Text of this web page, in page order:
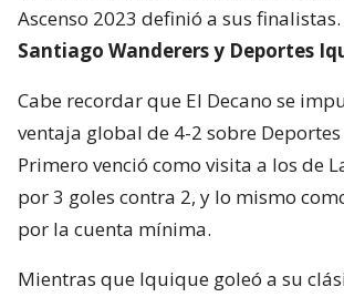
Ascenso 2023 definió a sus
Santiago Wanderers y Deportes
Cabe recordar que El Decano se
ventaja global de 4-2 sobre
Primero venció como visita a los de
por 3 goles contra 2, y lo mismo
por la cuenta mínima.
Mientras que Iquique goleó a su